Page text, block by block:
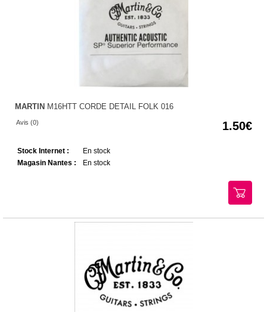
MARTIN M16HTT CORDE DETAIL FOLK 016
Avis (0) 1.50
Stock Internet :
En stock
Magasin Nantes :
En stock